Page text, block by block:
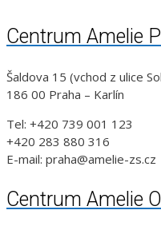
Centrum Amelie
Šaldova 15 (vchod z ulice
186 00 Praha – Karlín
Tel: +420 739 001 123
+420 283 880 316
E-mail: praha@amelie-zs.cz
Centrum Amelie